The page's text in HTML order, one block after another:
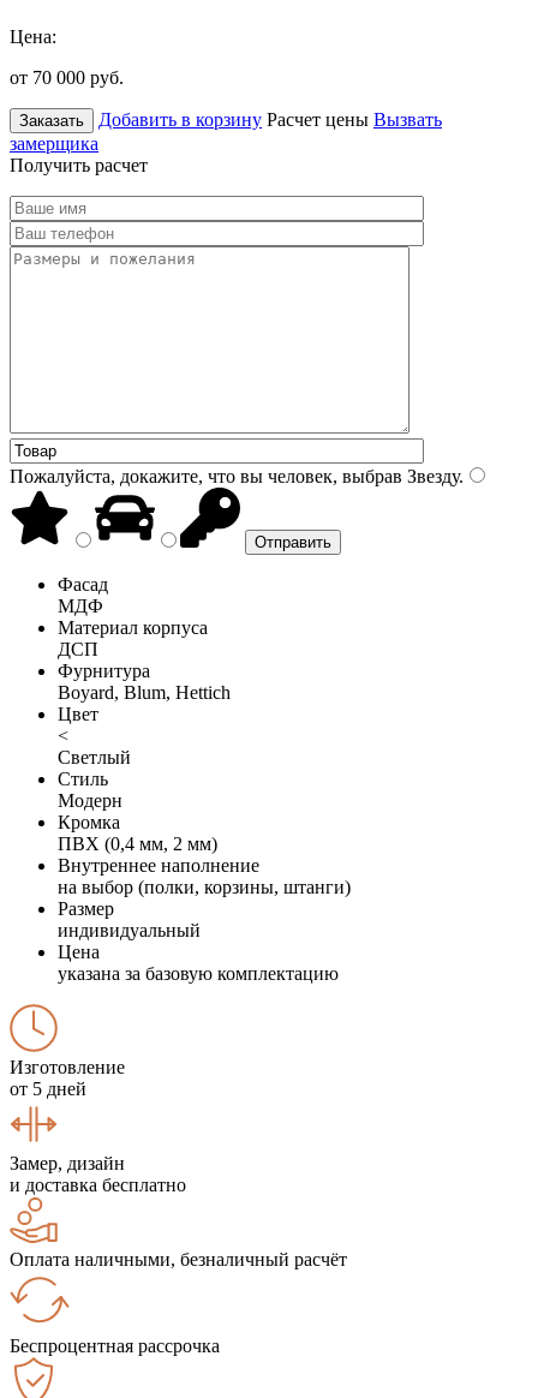
Цена:
от 70 000 руб.
Заказать Добавить в корзину Расчет цены Вызвать
замерщика
Получить расчет
Пожалуйста, докажите, что вы человек, выбрав Звезду.
Фасад
МДФ
Материал корпуса
ДСП
Фурнитура
Boyard, Blum, Hettich
Цвет
<
Светлый
Стиль
Модерн
Кромка
ПВХ (0,4 мм, 2 мм)
Внутреннее наполнение
на выбор (полки, корзины, штанги)
Размер
индивидуальный
Цена
указана за базовую комплектацию
Изготовление
от 5 дней
Замер, дизайн
и доставка бесплатно
Оплата наличными, безналичный расчёт
Беспроцентная рассрочка